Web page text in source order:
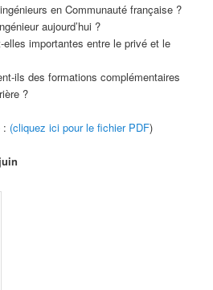
en Communauté française ?
aujourd’hui ?
elles importantes entre le privé et le
ils des formations complémentaires
?
: (cliquez ici pour le fichier PDF)